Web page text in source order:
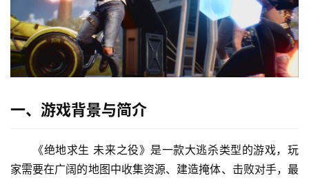
一、游戏背景与简介
《绝地求生 未来之役》是一款大逃杀类型的游戏，玩
家需要在广阔的地图中收集资源、建造掩体、击败对手，最